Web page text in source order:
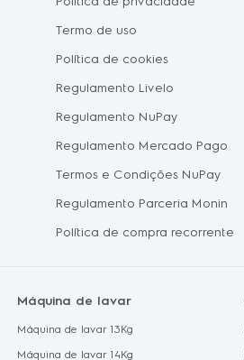
Termo de uso
Política de cookies
Regulamento Livelo
Regulamento NuPay
Regulamento Mercado Pago
Termos e Condições NuPay
Regulamento Parceria Monin
Política de compra recorrente
Máquina de lavar
Máquina de lavar 13Kg
Máquina de lavar 14Kg